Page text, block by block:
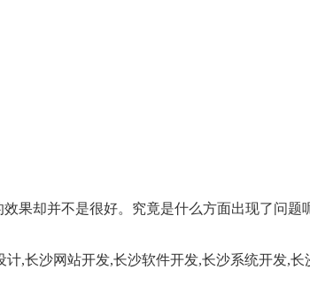
果却并不是很好。究竟是什么方面出现了问